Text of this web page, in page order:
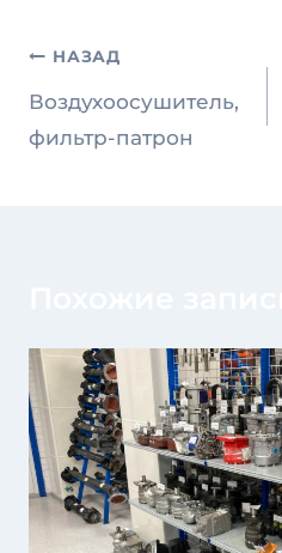
Навигация
по
записям
НАЗАД
Воздухоосушитель,
фильтр-патрон